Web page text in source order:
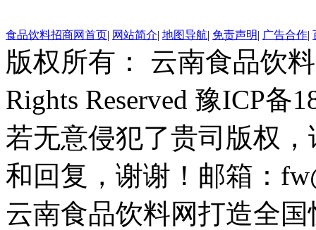
食品饮料招商网首页| 网站简介| 地图导航| 免责声明| 广告合作|
版权所有： 云南食品饮
Rights Reserved 豫ICP备
若无意侵犯了贵司版权
和回复，谢谢！邮箱：
云南食品饮料网打造全